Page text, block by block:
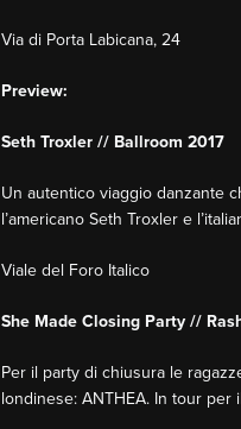
Via di Porta Labicana, 24
Preview:
Seth Troxler // Ballroom 2017
Un autentico viaggio danzante
l’americano Seth Troxler e
Viale del Foro Italico
She Made Closing Party //
Per il party di chiusura le
londinese: ANTHEA. In tour